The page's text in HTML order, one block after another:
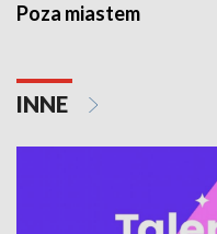
Poza miastem
INNE